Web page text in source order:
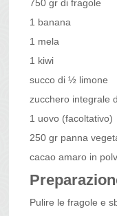
750 gr di fragole
1 banana
1 mela
1 kiwi
succo di ½ limone
zucchero integrale
1 uovo (facoltativo)
250 gr panna
cacao amaro in
Pulire le fragole e